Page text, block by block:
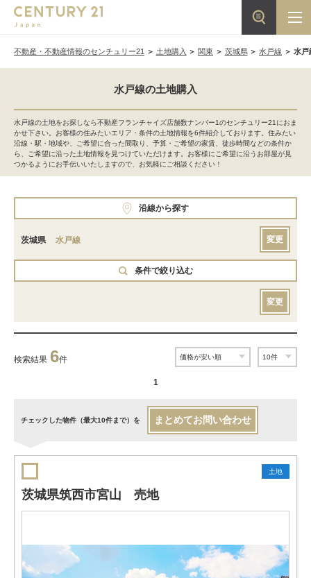
不動産・不動産情報のセンチュリー21 土地購入 関東 茨城県 水戸線 水戸
水戸線の土地購入
水戸線の土地をお探しなら不動産フランチャイズ店舗数ナンバー1のセンチュリー21におま
かせ下さい。お客様の住みたいエリア・条件の土地情報を6件紹介しております。住みたい
沿線・駅・地域や、ご希望に合った間取り、予算・ご希望の家賃、徒歩時間などの条件か
ら、ご希望に沿った土地情報を見つけていただけます。お客様にご希望に沿うお部屋が見
つかるようにお手伝いいたしますので、お気軽にご相談ください！
沿線から探す
茨城県 水戸線 変更
条件で絞り込む
変更
検索結果 6件
1
チェックした物件（最大10件まで）を まとめてお問い合わせ
土地
茨城県筑西市宮山 売地